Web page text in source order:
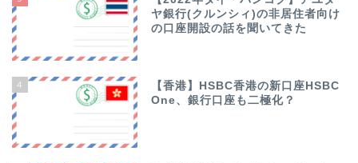
ヤ銀行(クルンシィ)の非居住者向け
の口座開設の話を聞いてきた
4
【香港】HSBC香港の新口座HSBC
One、銀行口座も二極化？